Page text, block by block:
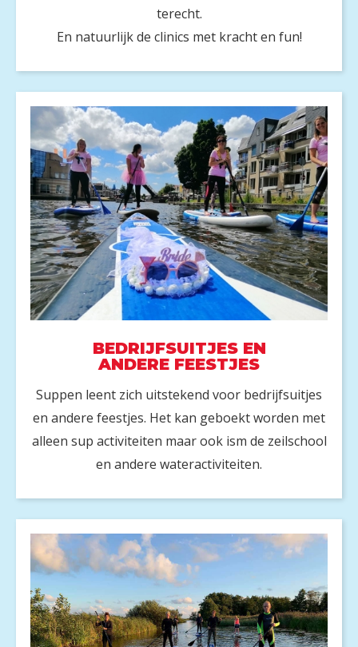
terecht.
En natuurlijk de clinics met kracht en fun!
BEDRIJFSUITJES EN
ANDERE FEESTJES
Suppen leent zich uitstekend voor bedrijfsuitjes
en andere feestjes. Het kan geboekt worden met
alleen sup activiteiten maar ook ism de zeilschool
en andere wateractiviteiten.